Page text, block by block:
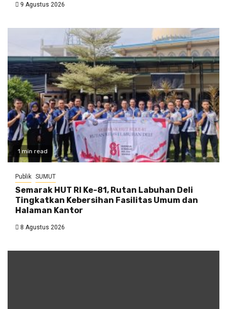
9 Agustus 2026
1 min read
Publik SUMUT
Semarak HUT RI Ke-81, Rutan Labuhan Deli
Tingkatkan Kebersihan Fasilitas Umum dan
Halaman Kantor
8 Agustus 2026